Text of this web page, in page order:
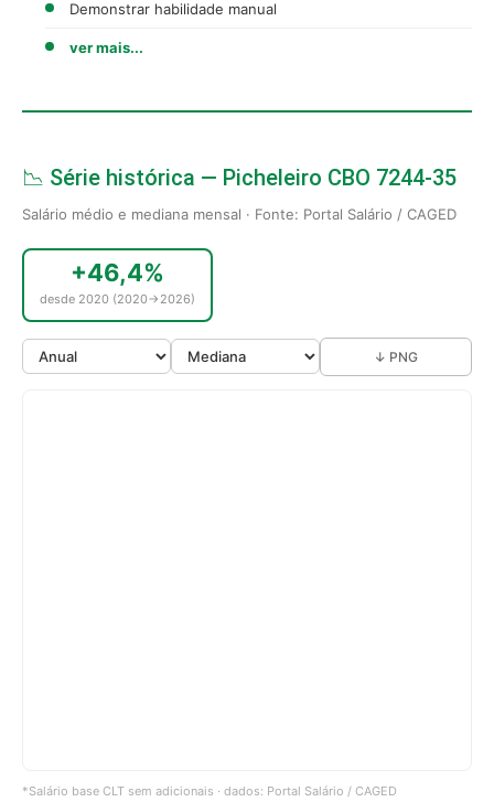
Demonstrar habilidade manual
ver mais...
📉 Série histórica — Picheleiro CBO 7244-35
Salário médio e mediana mensal · Fonte: Portal Salário / CAGED
+46,4%
desde 2020 (2020→2026)
↓ PNG
*Salário base CLT sem adicionais · dados: Portal Salário / CAGED